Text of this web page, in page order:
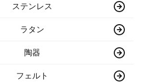
ステンレス
ラタン
陶器
フェルト